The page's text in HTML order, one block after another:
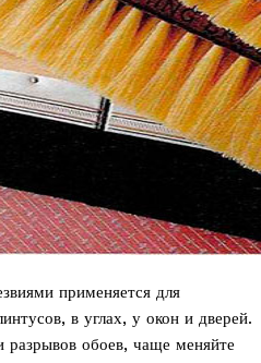
применяется для
в углах, у окон и дверей.
разрывов обоев, чаще меняйте